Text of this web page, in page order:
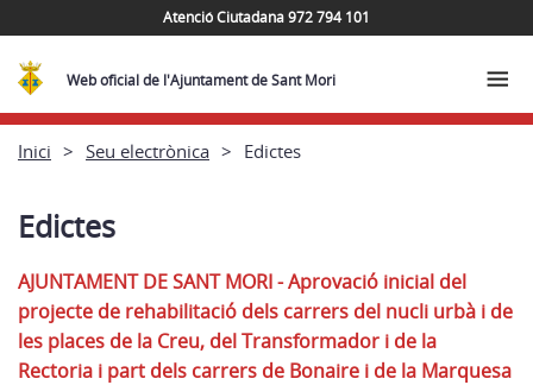
Atenció Ciutadana 972 794 101
Web oficial de l'Ajuntament de Sant Mori
Inici Seu electrònica Edictes
Edictes
AJUNTAMENT DE SANT MORI - Aprovació inicial del
projecte de rehabilitació dels carrers del nucli urbà i de
les places de la Creu, del Transformador i de la
Rectoria i part dels carrers de Bonaire i de la Marquesa